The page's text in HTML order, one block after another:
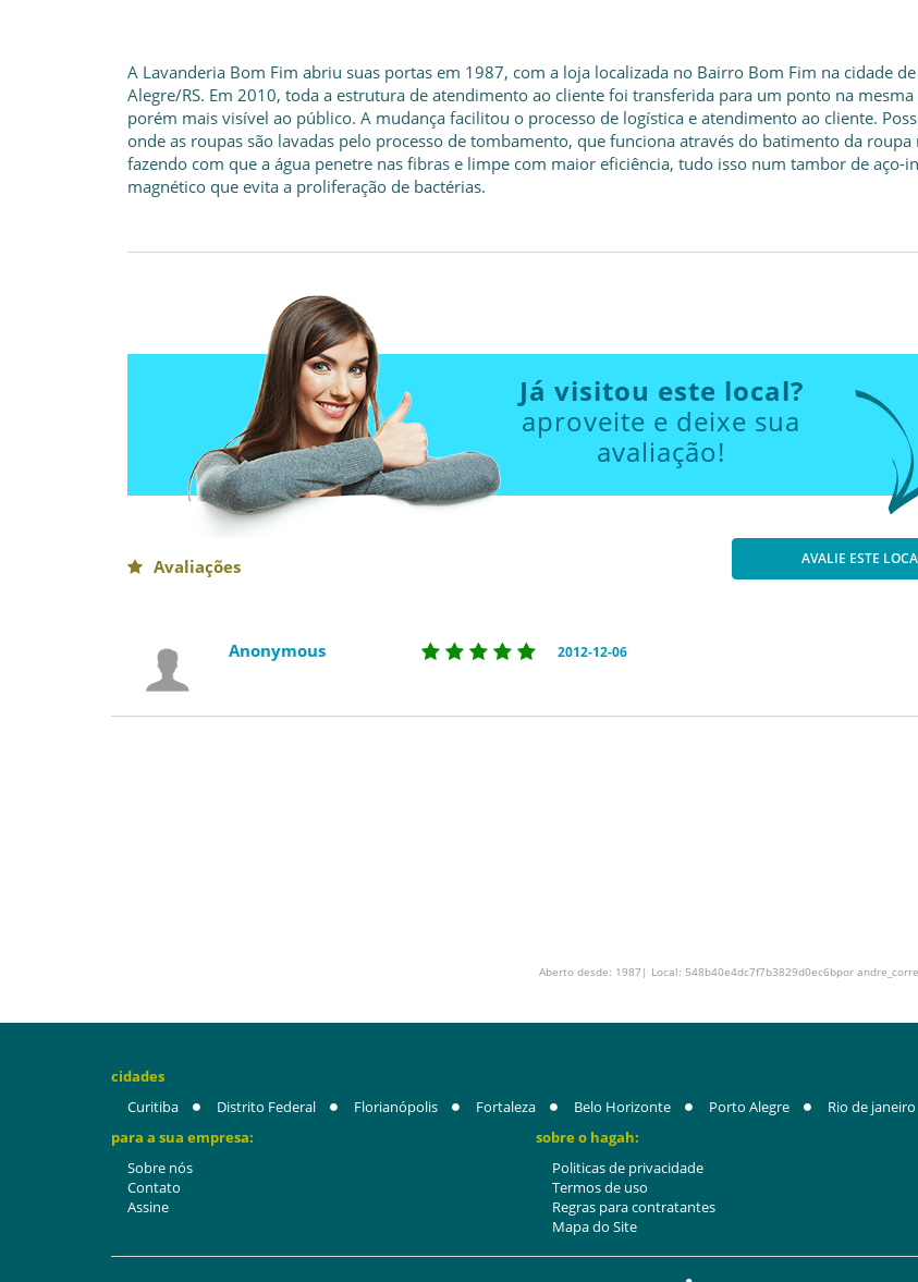
A Lavanderia Bom Fim abriu suas portas em 1987, com a loja localizada no Bairro Bom Fim na cidade
Alegre/RS. Em 2010, toda a estrutura de atendimento ao cliente foi transferida para um ponto na mesma
porém mais visível ao público. A mudança facilitou o processo de logística e atendimento ao cliente.
onde as roupas são lavadas pelo processo de tombamento, que funciona através do batimento da roupa
fazendo com que a água penetre nas fibras e limpe com maior eficiência, tudo isso num tambor de aço-
magnético que evita a proliferação de bactérias.
Já visitou este local?
aproveite e deixe sua
avaliação!
Avaliações AVALIE ESTE
Anonymous 2012-12-06
Aberto desde: 1987| Local: 548b40e4dc7f7b3829d0ec6bpor
cidades
Curitiba
Distrito Federal Florianópolis Fortaleza Belo Horizonte Porto Alegre Rio de janeiro
para a sua empresa:
Sobre nós
Contato
Assine
sobre o hagah:
Politicas de privacidade
Termos de uso
Regras para contratantes
Mapa do Site